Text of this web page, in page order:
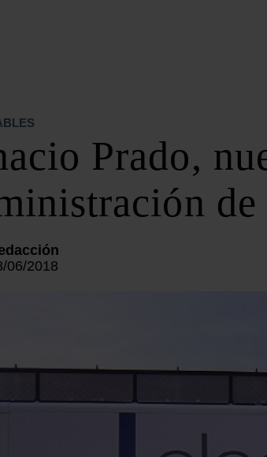
MOVILIDAD
ALMACENAMIENTO
STARTUPS & INNOVACIÓN
HIDRÓGENO
TOP 10
Prado,
06/2018